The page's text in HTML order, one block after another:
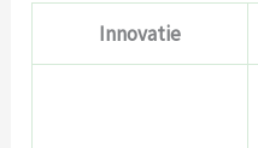
Innovatie